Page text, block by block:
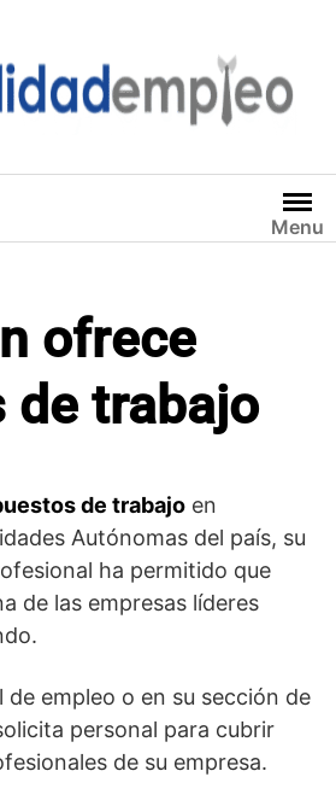
Menu
ofrece
de trabajo
de trabajo en
Autónomas del país, su
ha permitido que
de las empresas líderes
empleo o en su sección de
personal para cubrir
de su empresa.